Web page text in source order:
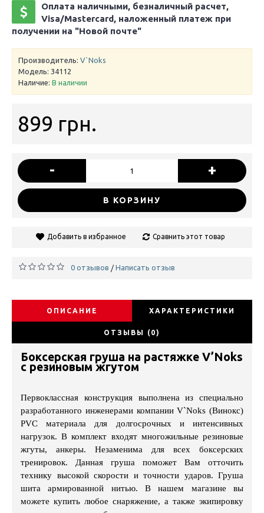
Оплата наличными, безналичный расчет,
Visa/Mastercard, наложенный платеж при
получении на "Новой почте"
Производитель: V`Noks
Модель: 34112
Наличие: В наличии
899 грн.
- +
В КОРЗИНУ
Добавить в избранное Сравнить этот товар
0 отзывов / Написать отзыв
ОПИСАНИЕ ХАРАКТЕРИСТИКИ
ОТЗЫВЫ (0)
Боксерская груша на растяжке V’Noks
с резиновым жгутом
Первоклассная конструкция выполнена из специально
разработанного инженерами компании V`Noks (Винокс)
PVC материала для долгосрочных и интенсивных
нагрузок. В комплект входят многожильные резиновые
жгуты, анкеры. Незаменима для всех боксерских
тренировок. Данная груша поможет Вам отточить
технику высокой скорости и точности ударов. Груша
шита армированной нитью. В нашем магазине вы
можете купить любое снаряжение, а также экипировку